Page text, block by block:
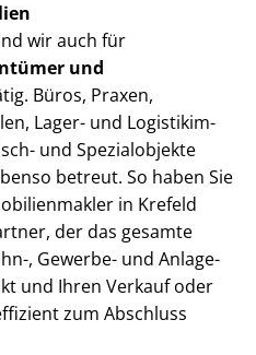
wir auch für
und
Büros, Praxen,
Lager- und Lo­gis­tik­im­
und Spezialobjekte
betreut. So haben Sie
in Krefeld
der das gesamte
, Gewerbe- und An­la­ge­
und Ihren Verkauf oder
zum Abschluss